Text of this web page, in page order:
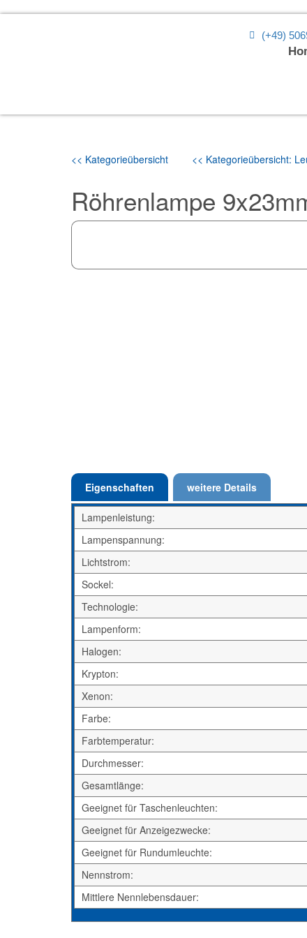
(+49)
<< Kategorieübersicht << Kategorieübersicht:
Röhrenlampe
Eigenschaften weitere Details
Lampenleistung:
Lampenspannung:
Lichtstrom:
Sockel:
Technologie:
Lampenform:
Halogen:
Krypton:
Xenon:
Farbe:
Farbtemperatur:
Durchmesser:
Gesamtlänge:
Geeignet für Taschenleuchten:
Geeignet für Anzeigezwecke:
Geeignet für Rundumleuchte:
Nennstrom:
Mittlere Nennlebensdauer: